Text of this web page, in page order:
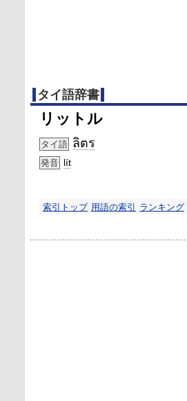
タイ語辞書
リットル
タイ語 ลิตร
発音 lít
索引トップ 用語の索引 ランキング